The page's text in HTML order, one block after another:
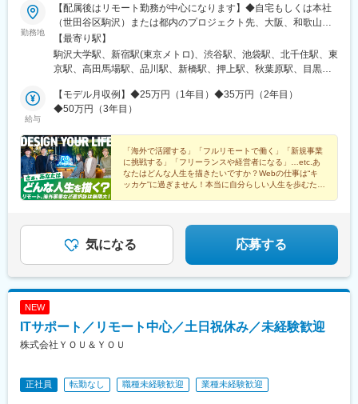
勤務地
【配属後はリモート勤務が中心になります】◆自宅もしくは本社
（世田谷区駒沢）または都内のプロジェクト先、大阪、和歌山
市、白浜町、長野市、海外（アメリカなど）※転居を伴う転勤はあ
りません。【本社】東京都世田谷区駒沢5-26-7 駒沢パークサイド
テラス ノース3F東急田園都市線「駒沢大学駅」より徒歩10分【和
【白浜ベース】和歌山県西牟婁郡白浜町才野 1622-1086 Office
Cloud 9 オフィス 4【実力をつけて働く自由を手に入れよう！】◆
結果を出せる人』なら、リモートでも何でもOKという時代です。
実力を磨いて、給与だけでなく働き方の自由も手に入れてくださ
い！【田舎で農業をしながらエンジニアという働き方も】◆実力
さえあれば、田舎に住んで農業しながら東京のWeb案件をする
『半農半エンジニア（？）』みたいな働き方も可能。実際
部の写真もご覧ください！）。
【最寄り駅】
駒沢大学駅、新宿駅(東京メトロ)、渋谷駅、池袋駅、北千住駅、東
京駅、高田馬場駅、品川駅、新橋駅、押上駅、秋葉原駅、目黒
(東京都)、中野駅(東京都)、大門駅(東京都)、有楽町駅、吉祥寺
駅、日暮里駅(舎人ライナー)、五反田駅、三田駅(東京都)、中目黒
町駅、国分寺駅、立川駅、飯田橋駅、市ケ谷駅、小竹向原駅、錦
糸町駅、二子玉川駅、四ツ谷駅、自由が丘駅、新木場駅、森下駅
(東京都)、九段下駅、三軒茶屋駅、荻窪駅、春日駅(東京都)、日本
橋駅(東京都)、田町駅(東京都)、下北沢駅、神田駅(東京都)、和歌
山市駅、紀伊富田駅、新宿西口駅、東池袋駅、二重橋前駅、西早
駅(東京都)、蓮沼駅、稲荷町駅(東京都)、代々木八幡駅、浜松町
駅、銀座駅、井の頭公園駅、大崎広小路駅、代官山駅、下神明
輪駅、水道橋駅、立川南駅、新桜台駅、九品仏駅、菊川駅(東京
都)、本郷三丁目駅、茅場町駅、新代田駅
給与
【モデル月収例】◆25万円（1年目）◆35万円（2年目）
◆50万円（3年目）
「海外で活躍する」「フルリモートで働く」「新規事業
に挑戦する」「フリーランスや経営者になる」…etc.あ
なたはどんな人生を描きたいですか？Webの仕事は“キ
ッカケ”に過ぎません！本当に自分らしい人生を歩むため
気になる 応募する
NEW
ITサポート／リモート中心／土日祝休み／未経験歓迎
株式会社ＹＯＵ＆ＹＯＵ
正社員 転勤なし 職種未経験歓迎 業種未経験歓迎